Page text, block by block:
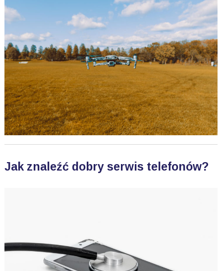
Jak znaleźć dobry serwis telefonów?